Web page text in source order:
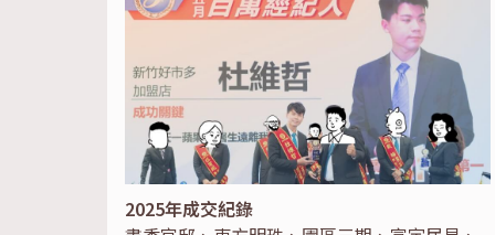
2025年成交紀錄